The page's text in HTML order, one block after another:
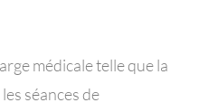
médicale telle que la
séances de